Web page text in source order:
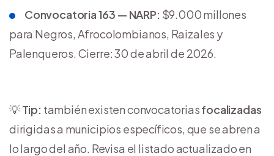
Convocatoria 163 — NARP: $9.000 millones
para Negros, Afrocolombianos, Raizales y
Palenqueros. Cierre: 30 de abril de 2026.
💡Tip: también existen convocatoriasfocalizadas
dirigidas a municipios específicos, que se abren a
lo largo del año. Revisa el listado actualizado en